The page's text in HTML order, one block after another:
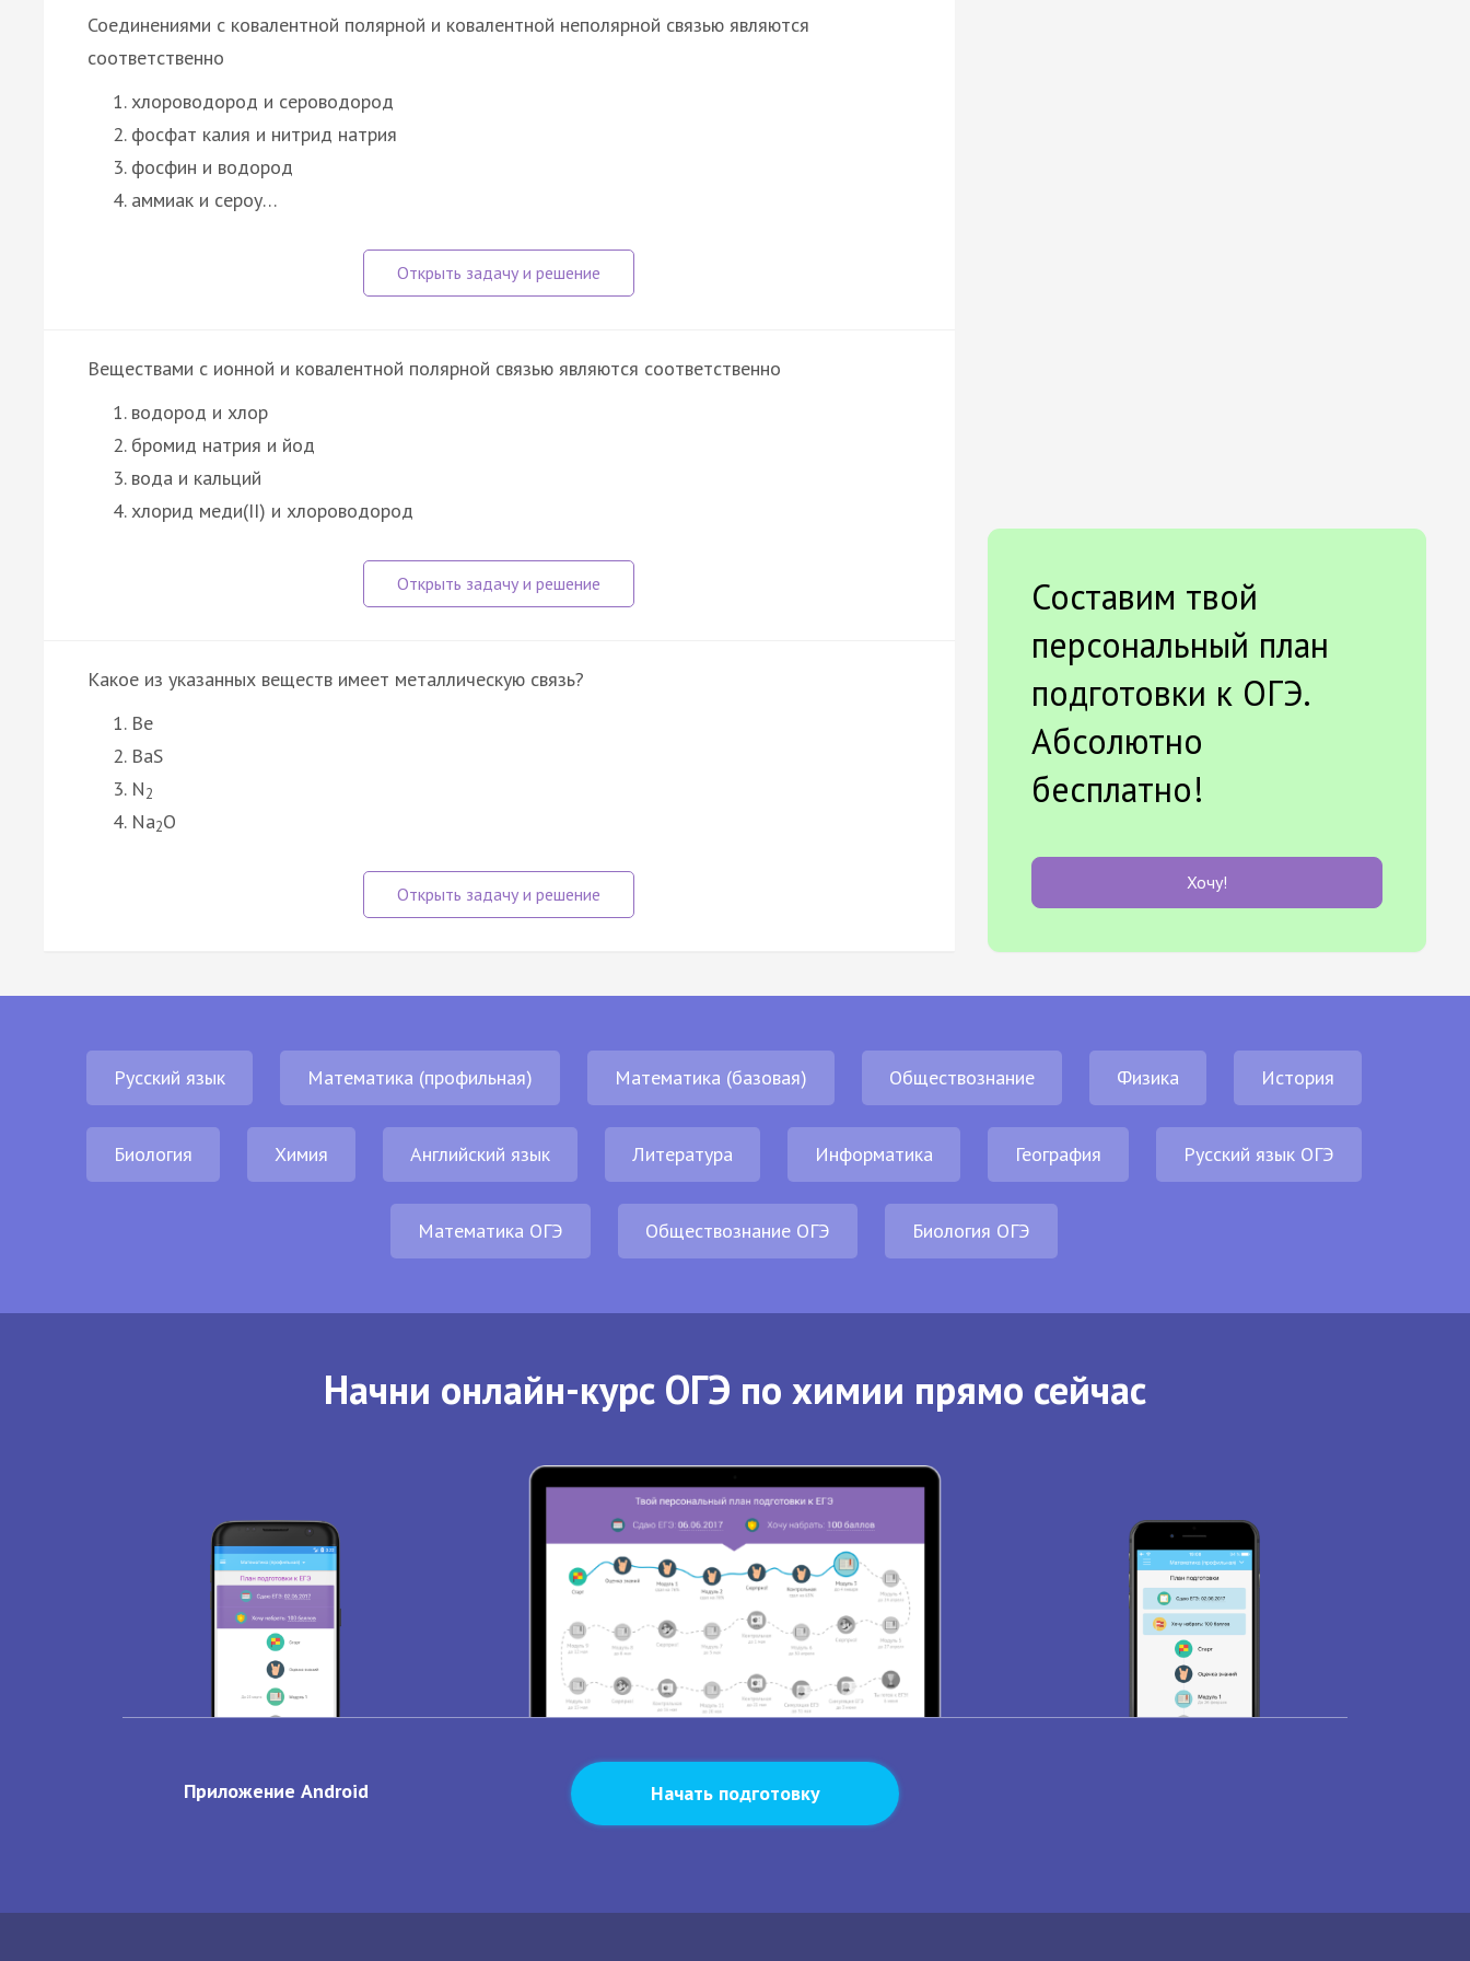
Соединениями с ковалентной полярной и ковалентной неполярной связью являются
соответственно
хлороводород и сероводород
фосфат калия и нитрид натрия
фосфин и водород
аммиак и сероу…
Веществами с ионной и ковалентной полярной связью являются соответственно
водород и хлор
бромид натрия и йод
вода и кальций
хлорид меди(II) и хлороводород
Какое из указанных веществ имеет металлическую связь?
Be
BaS
N2
Na2O
Составим твой
персональный план
подготовки к ОГЭ.
Абсолютно
бесплатно!
Хочу!
Русский язык Математика (профильная) Математика (базовая) Обществознание Физика История
Биология Химия Английский язык Литература Информатика География Русский язык ОГЭ
Математика ОГЭ Обществознание ОГЭ Биология ОГЭ
Начни онлайн-курс ОГЭ по химии прямо сейчас
Приложение Android Начать подготовку